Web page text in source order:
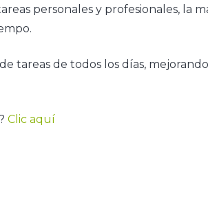
personales y profesionales, la
tareas de todos los días,
Clic aquí